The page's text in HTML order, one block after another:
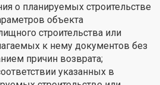
о планируемых строительстве
объекта
строительства или
к нему документов без
причин возврата;
указанных в